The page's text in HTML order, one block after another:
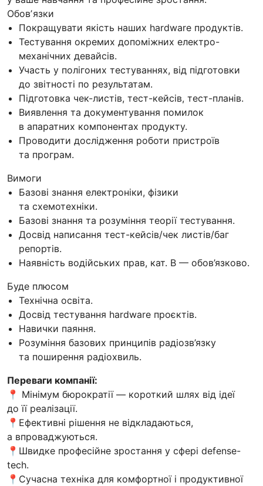
Обовʼязки
Покращувати якість наших hardware продуктів.
Тестування окремих допоміжних електро-
механічних девайсів.
Участь у полігоних тестуваннях, від підготовки
до звітності по результатам.
Підготовка чек-листів, тест-кейсів, тест-планів.
Виявлення та документування помилок
в апаратних компонентах продукту.
Проводити дослідження роботи пристроїв
та програм.
Вимоги
Базові знання електроніки, фізики
та схемотехніки.
Базові знання та розуміння теорії тестування.
Досвід написання тест-кейсів/чек листів/баг
репортів.
Наявність водійських прав, кат. В — обов’язково.
Буде плюсом
Технічна освіта.
Досвід тестування hardware проєктів.
Навички паяння.
Розуміння базових принципів радіозв’язку
та поширення радіохвиль.
Переваги компанії:
📍 Мінімум бюрократії — короткий шлях від ідеї
до її реалізації.
📍Ефективні рішення не відкладаються,
а впроваджуються.
📍Швидке професійне зростання у сфері defense-
tech.
📍Сучасна техніка для комфортної і продуктивної